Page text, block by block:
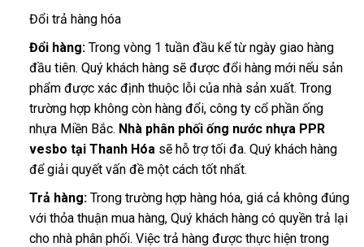
Đổi trả hàng hóa
Đổi hàng:Trong vòng 1 tuần đầu kể từ ngày giao hàng
đầu tiên. Quý khách hàng sẽ được đổi hàng mới nếu sản
phẩm được xác định thuộc lỗi của nhà sản xuất. Trong
trường hợp không còn hàng đổi, công ty cổ phần ống
nhựa Miền Bắc. Nhà phân phối ống nước nhựa PPR
vesbo tại Thanh Hóasẽ hỗ trợ tối đa. Quý khách hàng
để giải quyết vấn đề một cách tốt nhất.
Trả hàng:Trong trường hợp hàng hóa, giá cả không đúng
với thỏa thuận mua hàng, Quý khách hàng có quyền trả lại
cho nhà phân phối. Việc trả hàng được thực hiện trong